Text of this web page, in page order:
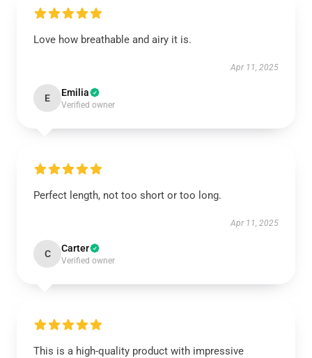
Love how breathable and airy it is.
Apr 11, 2025
E Emilia
Verified owner
Perfect length, not too short or too long.
Apr 11, 2025
C Carter
Verified owner
This is a high-quality product with impressive